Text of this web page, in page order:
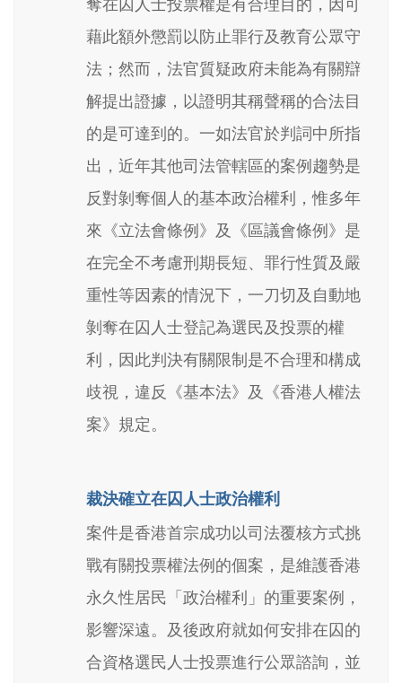
奪在囚人士投票權是有合理目的，因可
藉此額外懲罰以防止罪行及教育公眾守
法；然而，法官質疑政府未能為有關辯
解提出證據，以證明其稱聲稱的合法目
的是可達到的。一如法官於判詞中所指
出，近年其他司法管轄區的案例趨勢是
反對剝奪個人的基本政治權利，惟多年
來《立法會條例》及《區議會條例》是
在完全不考慮刑期長短、罪行性質及嚴
重性等因素的情況下，一刀切及自動地
剝奪在囚人士登記為選民及投票的權
利，因此判決有關限制是不合理和構成
歧視，違反《基本法》及《香港人權法
案》規定。
裁決確立在囚人士政治權利
案件是香港首宗成功以司法覆核方式挑
戰有關投票權法例的個案，是維護香港
永久性居民「政治權利」的重要案例，
影響深遠。及後政府就如何安排在囚的
合資格選民人士投票進行公眾諮詢，並